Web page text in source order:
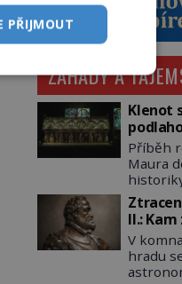
ZÁHADY A
Klenot
do
Příběh
Maura
po
po
II.:
Evropy?
V
hradu
PŘIJMOUT